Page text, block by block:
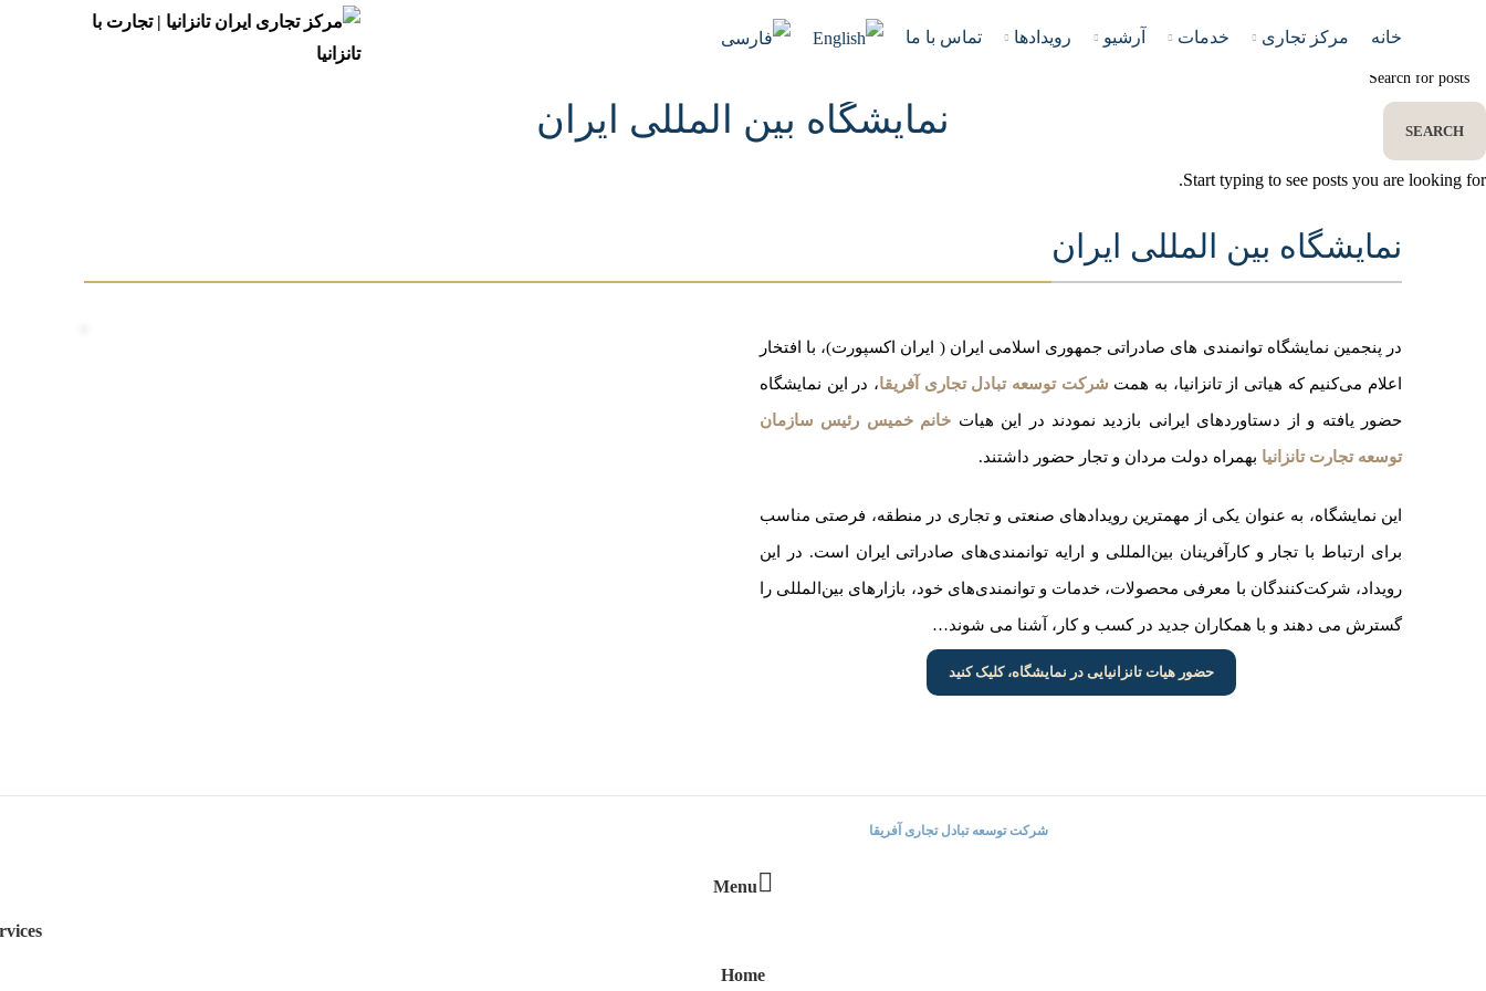
خانه مرکز تجاری خدمات آرشیو رویدادها تماس با ما
نمایشگاه بین المللی ایران
نمایشگاه بین المللی ایران
در پنجمین نمایشگاه توانمندی های صادراتی جمهوری اسلامی ایران ( ایران اکسپورت)، با افتخار
اعلام می‌کنیم که هیاتی از تانزانیا، به همت شرکت توسعه تبادل تجاری آفریقا، در این نمایشگاه
حضور یافته و از دستاوردهای ایرانی بازدید نمودند در این هیات خانم خمیس رئیس سازمان
توسعه تجارت تانزانیا بهمراه دولت مردان و تجار حضور داشتند.
این نمایشگاه، به عنوان یکی از مهمترین رویدادهای صنعتی و تجاری در منطقه، فرصتی مناسب
برای ارتباط با تجار و کارآفرینان بین‌المللی و ارایه توانمندی‌های صادراتی ایران است. در این
رویداد، شرکت‌کنندگان با معرفی محصولات، خدمات و توانمندی‌های خود، بازارهای بین‌المللی را
گسترش می دهند و با همکاران جدید در کسب و کار، آشنا می شوند…
حضور هیات تانزانیایی در نمایشگاه، کلیک کنید
شرکت توسعه تبادل تجاری آفریقا
SEARCH
Start typing to see posts you are looking for.
Menu
Home